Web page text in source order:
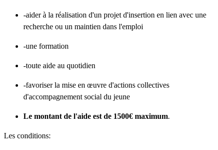
-aider à la réalisation d'un projet d'insertion en lien avec une
recherche ou un maintien dans l'emploi
-une formation
-toute aide au quotidien
-favoriser la mise en œuvre d'actions collectives
d'accompagnement social du jeune
Le montant de l'aide est de 1500€ maximum.
Les conditions: